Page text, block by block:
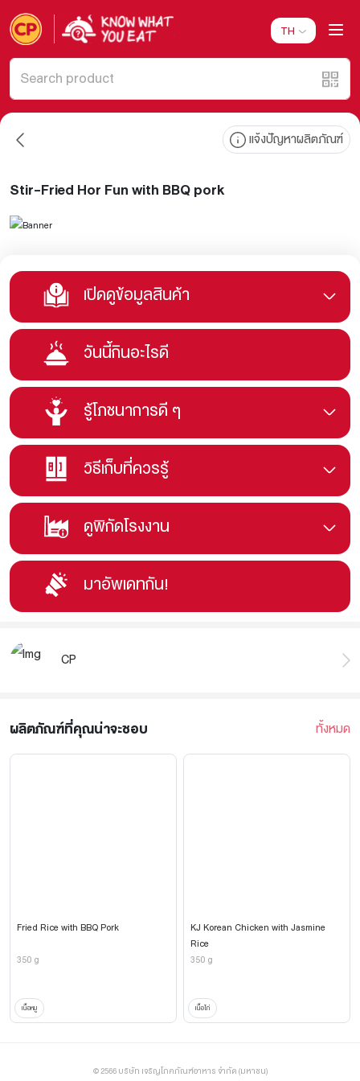
TH
แจ้งปัญหาผลิตภัณฑ์
Stir-Fried Hor Fun with BBQ pork
เปิดดูข้อมูลสินค้า
วันนี้กินอะไรดี
รู้โภชนาการดี ๆ
วิธีเก็บที่ควรรู้
ดูพิกัดโรงงาน
มาอัพเดทกัน!
CP
ผลิตภัณฑ์ที่คุณน่าจะชอบ ทั้งหมด
Fried Rice with BBQ Pork
350 g
เนื้อหมู
KJ Korean Chicken with Jasmine
Rice
350 g
เนื้อไก่
© 2566 บริษัท เจริญโภคภัณฑ์อาหาร จำกัด (มหาชน)